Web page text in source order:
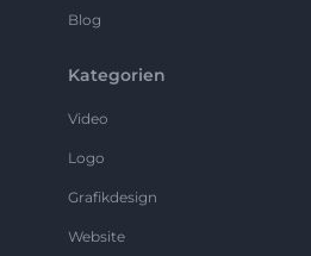
Blog
Kategorien
Video
Logo
Grafikdesign
Website